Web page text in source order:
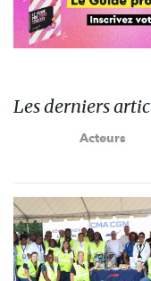
Les derniers
Acteurs